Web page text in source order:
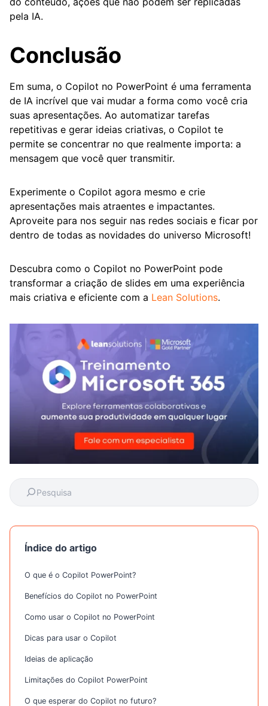
pela IA.
Conclusão
Em suma, o Copilot no PowerPoint é uma ferramenta
de IA incrível que vai mudar a forma como você cria
suas apresentações. Ao automatizar tarefas
repetitivas e gerar ideias criativas, o Copilot te
permite se concentrar no que realmente importa: a
mensagem que você quer transmitir.
Experimente o Copilot agora mesmo e crie
apresentações mais atraentes e impactantes.
Aproveite para nos seguir nas redes sociais e ficar por
dentro de todas as novidades do universo Microsoft!
Descubra como o Copilot no PowerPoint pode
transformar a criação de slides em uma experiência
mais criativa e eficiente com a Lean Solutions.
Índice do artigo
O que é o Copilot PowerPoint?
Benefícios do Copilot no PowerPoint
Como usar o Copilot no PowerPoint
Dicas para usar o Copilot
Ideias de aplicação
Limitações do Copilot PowerPoint
O que esperar do Copilot no futuro?